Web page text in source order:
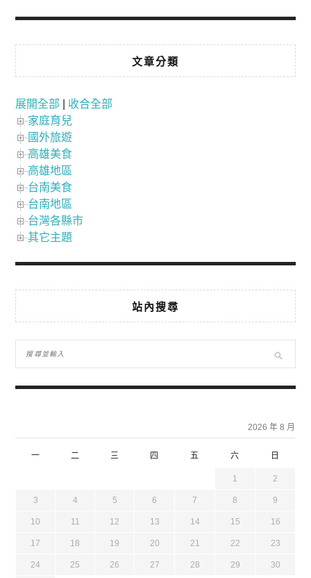
文章分類
展開全部
收合全部
家庭育兒
國外旅遊
高雄美食
高雄地區
台南美食
台南地區
台灣各縣市
其它主題
站內搜尋
2026 年 8 月
一 二 三 四 五 六 日
1 2
3 4 5 6 7 8 9
10 11 12 13 14 15 16
17 18 19 20 21 22 23
24 25 26 27 28 29 30